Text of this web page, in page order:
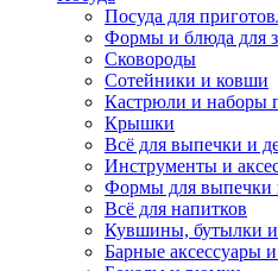
Посуда для
Формы и блюда для
Сковороды
Сотейники и ковши
Кастрюли и наборы
Крышки
Всё для выпечки и
Инструменты и
Формы для выпечки
Всё для напитков
Кувшины, бутылки
Барные аксессуары